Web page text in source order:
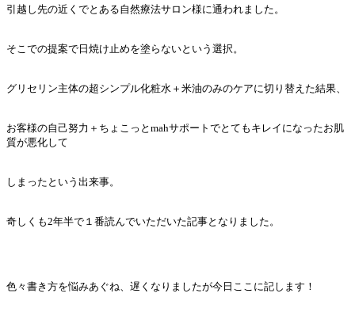
引越し先の近くでとある自然療法サロン様に通われました。
そこでの提案で日焼け止めを塗らないという選択。
グリセリン主体の超シンプル化粧水＋米油のみのケアに切り替えた結果、
お客様の自己努力＋ちょこっとmahサポートでとてもキレイになったお肌
質が悪化して
しまったという出来事。
奇しくも2年半で１番読んでいただいた記事となりました。
色々書き方を悩みあぐね、遅くなりましたが今日ここに記します！